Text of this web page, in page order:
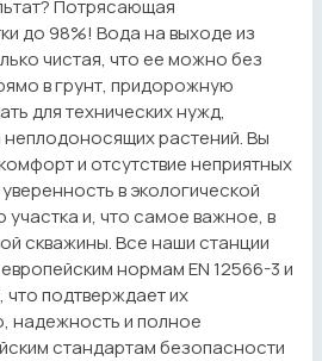
Потрясающая
до 98%! Вода на выходе из
чистая, что ее можно без
в грунт, придорожную
для технических нужд,
растений. Вы
и отсутствие неприятных
в экологической
и, что самое важное, в
скважины. Все наши станции
нормам EN 12566-3 и
что подтверждает их
надежность и полное
стандартам безопасности